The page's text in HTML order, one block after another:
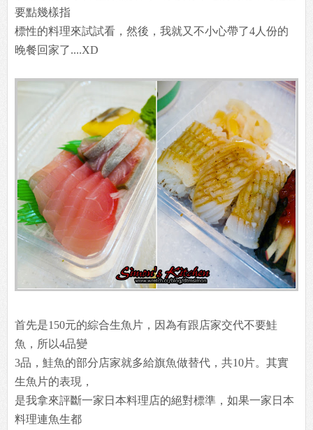
要點幾樣指
標性的料理來試試看，然後，我就又不小心帶了4人份的
晚餐回家了....XD
首先是150元的綜合生魚片，因為有跟店家交代不要鮭
魚，所以4品變
3品，鮭魚的部分店家就多給旗魚做替代，共10片。其實
生魚片的表現，
是我拿來評斷一家日本料理店的絕對標準，如果一家日本
料理連魚生都